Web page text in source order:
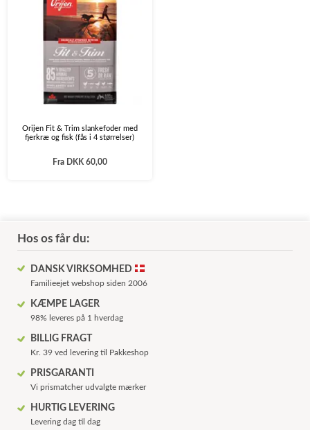
Orijen Fit & Trim slankefoder med
fjerkræ og fisk (fås i 4 størrelser)
Fra DKK 60,00
Hos os får du:
DANSK VIRKSOMHED
Familieejet webshop siden 2006
KÆMPE LAGER
98% leveres på 1 hverdag
BILLIG FRAGT
Kr. 39 ved levering til Pakkeshop
PRISGARANTI
Vi prismatcher udvalgte mærker
HURTIG LEVERING
Levering dag til dag